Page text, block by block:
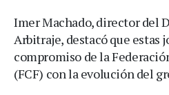
Imer Machado, director del
Arbitraje, destacó que estas
compromiso de la
(FCF) con la evolución del